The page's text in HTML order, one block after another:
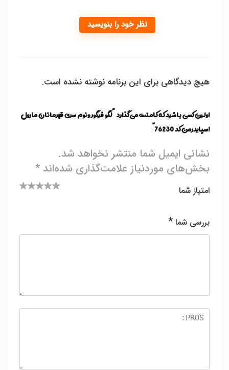
نظر خود را بنویسید
هیچ دیدگاهی برای این برنامه نوشته نشده است.
اولین کسی باشید که کامنت می گذارد “لگو فیگور ونوم سری قهرمانان مارول
اسپایدرمن کد 76230”
نشانی ایمیل شما منتشر نخواهد شد.
بخش‌های موردنیاز علامت‌گذاری شده‌اند *
امتیاز شما
س
بررسی شما *